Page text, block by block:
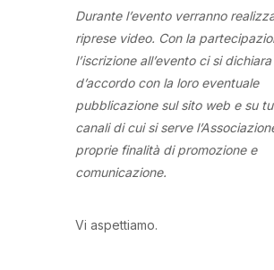
Durante l’evento verranno
riprese video. Con la
l’iscrizione all’evento ci si dichiara
d’accordo con la loro eventuale
pubblicazione sul sito web e su
canali di cui si serve
proprie finalità di promozione e
comunicazione.
Vi aspettiamo.